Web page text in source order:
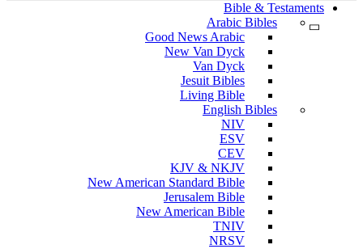
Bible & Testaments
Arabic Bibles
Good News Arabic
New Van Dyck
Van Dyck
Jesuit Bibles
Living Bible
English Bibles
NIV
ESV
CEV
KJV & NKJV
New American Standard Bible
Jerusalem Bible
New American Bible
TNIV
NRSV